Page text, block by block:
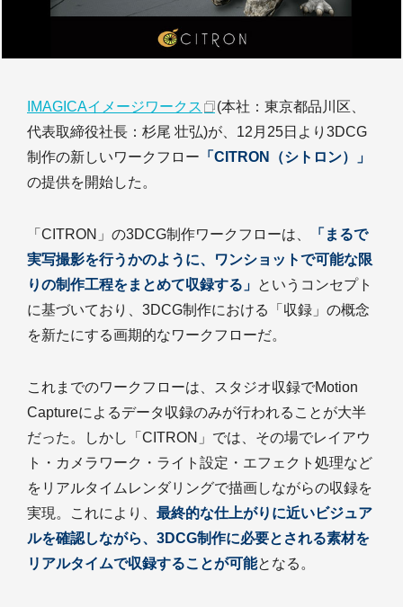
IMAGICAイメージワークス
(本社：東京都品川区、
代表取締役社長：杉尾 壮弘)が、12月25日より3DCG
制作の新しいワークフロー 「CITRON（シトロン）」
の提供を開始した。
「CITRON」の3DCG制作ワークフローは、
「まるで
実写撮影を行うかのように、ワンショットで可能な限
りの制作工程をまとめて収録する」 というコンセプト
に基づいており、3DCG制作における「収録」の概念
を新たにする画期的なワークフローだ。
これまでのワークフローは、スタジオ収録でMotion
Captureによるデータ収録のみが行われることが大半
だった。しかし「CITRON」では、その場でレイアウ
ト・カメラワーク・ライト設定・エフェクト処理など
をリアルタイムレンダリングで描画しながらの収録を
実現。これにより、 最終的な仕上がりに近いビジュア
ルを確認しながら、3DCG制作に必要とされる素材を
リアルタイムで収録することが可能となる。